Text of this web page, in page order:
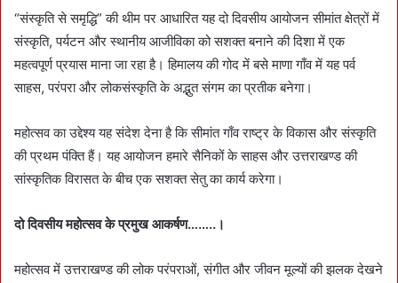
“संस्कृति से समृद्धि” की थीम पर आधारित यह दो दिवसीय आयोजन सीमांत क्षेत्रों में
संस्कृति, पर्यटन और स्थानीय आजीविका को सशक्त बनाने की दिशा में एक
महत्वपूर्ण प्रयास माना जा रहा है। हिमालय की गोद में बसे माणा गाँव में यह पर्व
साहस, परंपरा और लोकसंस्कृति के अद्भुत संगम का प्रतीक बनेगा।
महोत्सव का उद्देश्य यह संदेश देना है कि सीमांत गाँव राष्ट्र के विकास और संस्कृति
की प्रथम पंक्ति हैं। यह आयोजन हमारे सैनिकों के साहस और उत्तराखण्ड की
सांस्कृतिक विरासत के बीच एक सशक्त सेतु का कार्य करेगा।
दो दिवसीय महोत्सव के प्रमुख आकर्षण……..।
महोत्सव में उत्तराखण्ड की लोक परंपराओं, संगीत और जीवन मूल्यों की झलक देखने